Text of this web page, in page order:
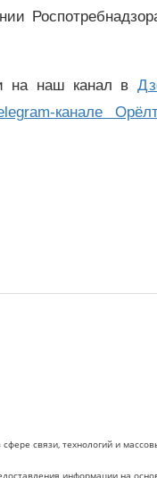
на наш канал в
канале
связи, технологий и